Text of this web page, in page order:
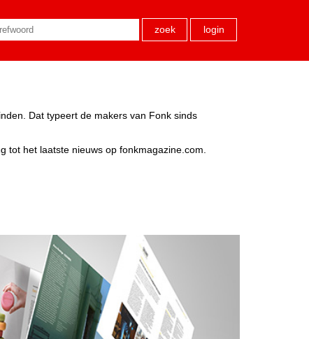
zoek login
Dat typeert de makers van Fonk sinds
het laatste nieuws op fonkmagazine.com.